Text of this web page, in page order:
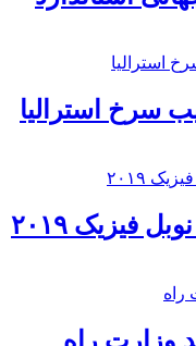
سرخ استرالیا
فیزیک ۲۰۱۹